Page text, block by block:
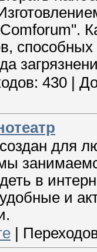
430 |
для
в
и